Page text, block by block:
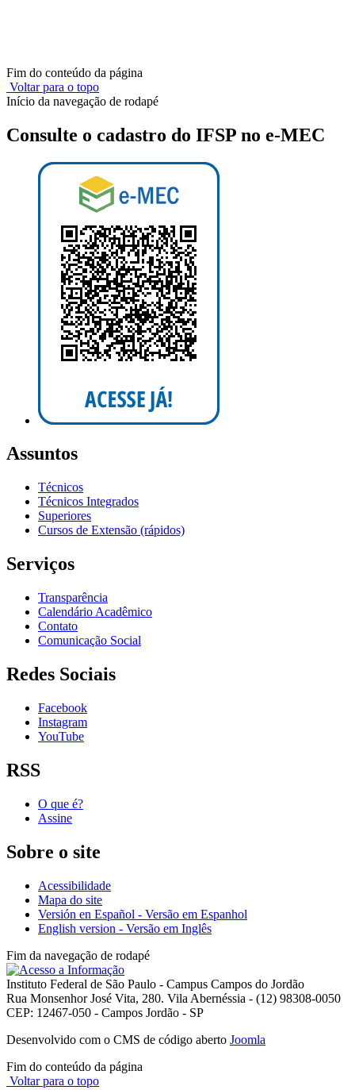
Fim do conteúdo da página
Voltar para o topo
Início da navegação de rodapé
Consulte o cadastro do IFSP no e-MEC
Assuntos
Técnicos
Técnicos Integrados
Superiores
Cursos de Extensão (rápidos)
Serviços
Transparência
Calendário Acadêmico
Contato
Comunicação Social
Redes Sociais
Facebook
Instagram
YouTube
RSS
O que é?
Assine
Sobre o site
Acessibilidade
Mapa do site
Versión en Español - Versão em Espanhol
English version - Versão em Inglês
Fim da navegação de rodapé
Instituto Federal de São Paulo - Campus Campos do Jordão
Rua Monsenhor José Vita, 280. Vila Abernéssia - (12) 98308-0050
CEP: 12467-050 - Campos Jordão - SP
Desenvolvido com o CMS de código aberto Joomla
Fim do conteúdo da página
Voltar para o topo